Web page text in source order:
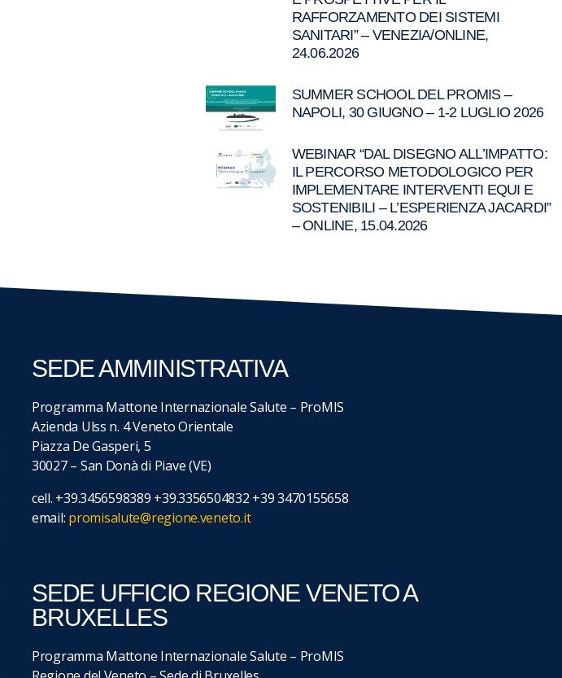
RAFFORZAMENTO DEI SISTEMI
SANITARI” – VENEZIA/ONLINE,
24.06.2026
SUMMER SCHOOL DEL PROMIS –
NAPOLI, 30 GIUGNO – 1-2 LUGLIO 2026
WEBINAR “DAL DISEGNO ALL’IMPATTO:
IL PERCORSO METODOLOGICO PER
IMPLEMENTARE INTERVENTI EQUI E
SOSTENIBILI – L’ESPERIENZA JACARDI”
– ONLINE, 15.04.2026
SEDE AMMINISTRATIVA
Programma Mattone Internazionale Salute – ProMIS
Azienda Ulss n. 4 Veneto Orientale
Piazza De Gasperi, 5
30027 – San Donà di Piave (VE)
cell. +39.3456598389 +39.3356504832 +39 3470155658
email: promisalute@regione.veneto.it
SEDE UFFICIO REGIONE VENETO A
BRUXELLES
Programma Mattone Internazionale Salute – ProMIS